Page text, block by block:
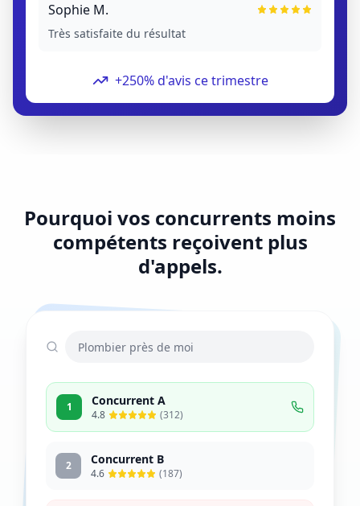
Sophie M.
Très satisfaite du résultat
+250% d'avis ce trimestre
Pourquoi vos concurrents moins
compétents reçoivent plus
d'appels.
Plombier près de moi
1 Concurrent A
4.8 (312)
2 Concurrent B
4.6 (187)